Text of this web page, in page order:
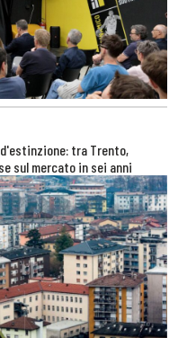
tra Trento,
sul mercato in sei anni